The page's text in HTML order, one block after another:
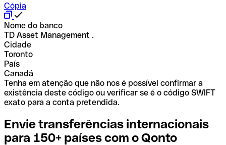
Cópia
Nome do banco
TD Asset Management .
Cidade
Toronto
País
Canadá
Tenha em atenção que não nos é possível confirmar a
existência deste código ou verificar se é o código SWIFT
exato para a conta pretendida.
Envie transferências internacionais
para 150+ países com o Qonto